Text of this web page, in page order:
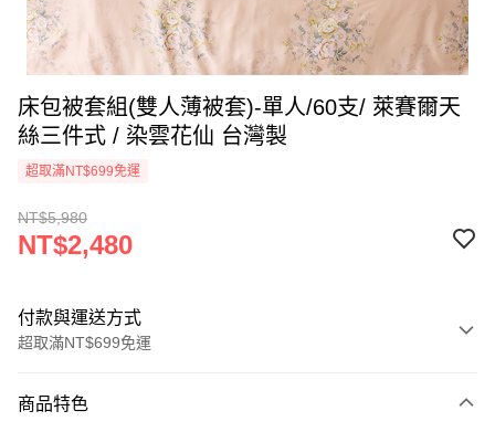
床包被套組(雙人薄被套)-單人/60支/ 萊賽爾天
絲三件式 / 染雲花仙 台灣製
超取滿NT$699免運
NT$5,980
NT$2,480
付款與運送方式
超取滿NT$699免運
信用卡一次付款
商品特色